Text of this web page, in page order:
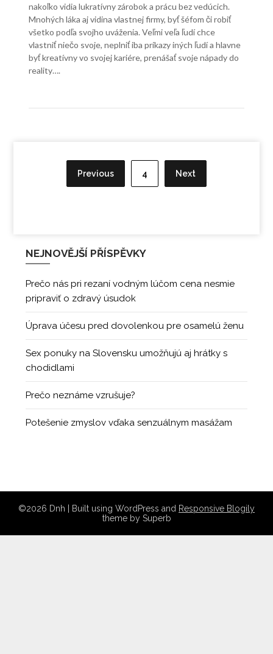
nakoľko vidia lukratívny zárobok a prácu bez vedúcich.
Mnohých láka aj vidina vlastnej firmy, byť šéfom či robiť
všetko podľa svojho uváženia. Veľmi veľa ľudí chce
vlastniť niečo svoje, neplniť iba príkazy iných ľudí a hlavne
byť kreatívny vo svojej kariére, prenášať svoje nápady do
reality….
příspěvkůPrevious 4 Next
NEJNOVĚJŠÍ PŘÍSPĚVKY
Prečo nás pri rezaní vodným lúčom cena nesmie
pripraviť o zdravý úsudok
Úprava účesu pred dovolenkou pre osamelú ženu
Sex ponuky na Slovensku umožňujú aj hrátky s
chodidlami
Prečo neznáme vzrušuje?
Potešenie zmyslov vďaka senzuálnym masážam
©2026 Dnh | Built using WordPress and Responsive Blogily
theme by Superb